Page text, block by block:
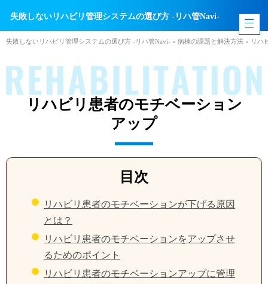
失敗しないリハビリ管理システムの選び方 -リハ管Navi-
失敗しないリハビリ管理システムの選び方 -リハ管Navi- » 病棟の課題と解決方法 » リハ
リハビリ患者のモチベーション
アップ
目次
リハビリ患者のモチベーションが下げる原因
とは？
リハビリ患者のモチベーションをアップさせ
るためのポイント
リハビリ患者のモチベーションアップに管理